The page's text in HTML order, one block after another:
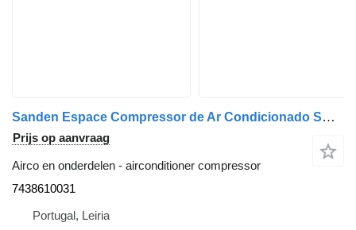
Sanden Espace Compressor de Ar Condicionado SD7H15 Espace;Laguna 7438610031 airconditioner compressor voor Renault vrachtwagen
Prijs op aanvraag
Airco en onderdelen - airconditioner compressor
7438610031
Portugal, Leiria